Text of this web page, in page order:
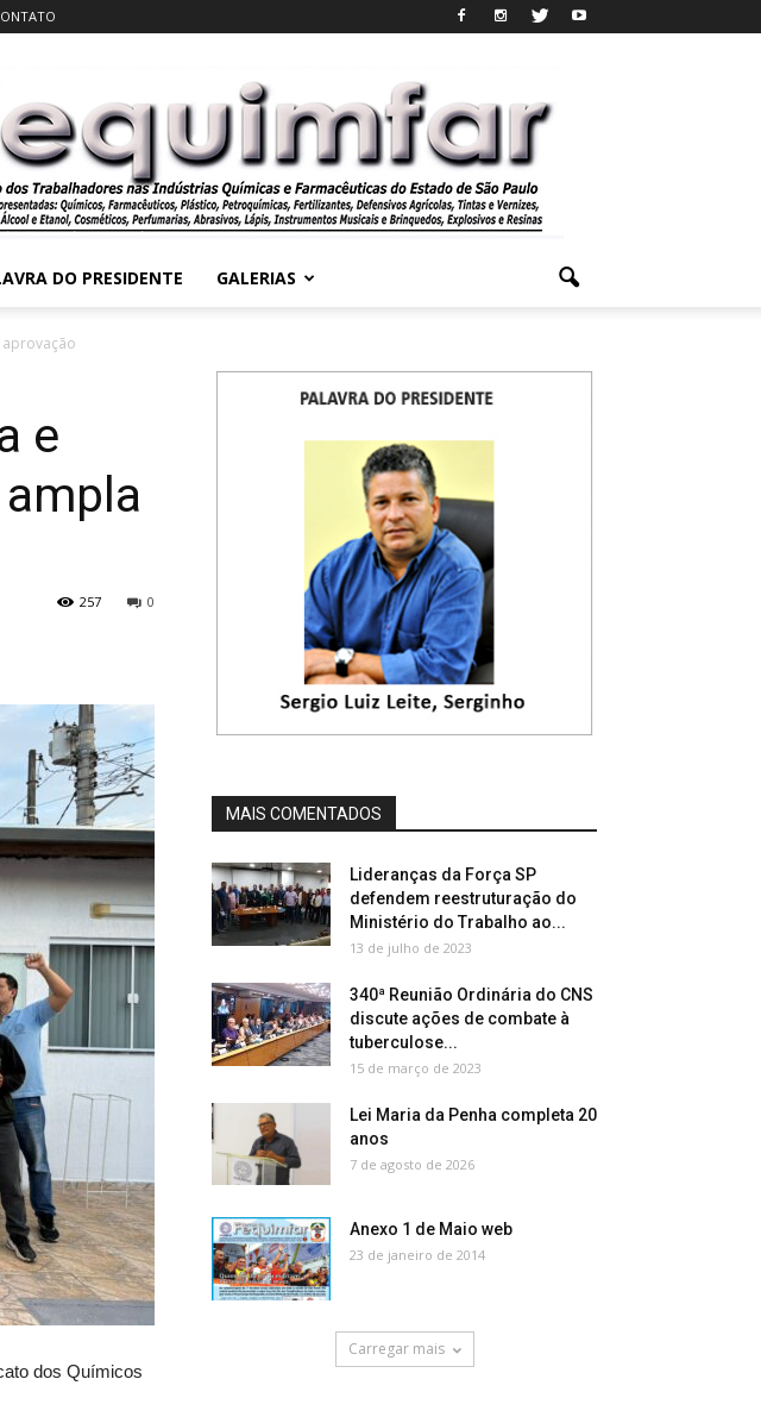
DO PRESIDENTE GALERIAS
e
0
257
dos Químicos
MAIS COMENTADOS
Lideranças da Força SP
defendem reestruturação do
Ministério do Trabalho ao...
13 de julho de 2023
340ª Reunião Ordinária do CNS
discute ações de combate à
tuberculose...
15 de março de 2023
Lei Maria da Penha completa 20
anos
7 de agosto de 2026
Anexo 1 de Maio web
23 de janeiro de 2014
Carregar mais